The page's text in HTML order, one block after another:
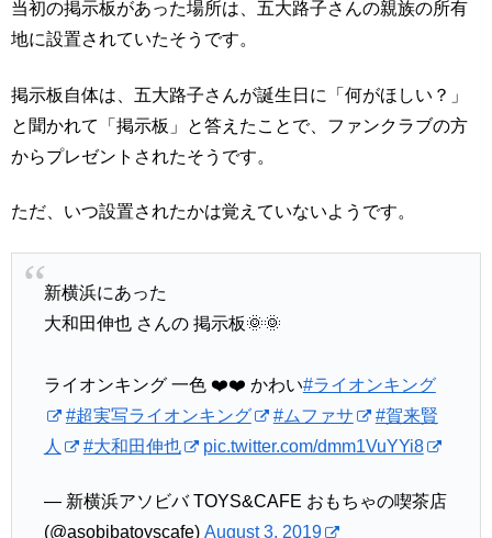
当初の掲示板があった場所は、五大路子さんの親族の所有
地に設置されていたそうです。
掲示板自体は、五大路子さんが誕生日に「何がほしい？」
と聞かれて「掲示板」と答えたことで、ファンクラブの方
からプレゼントされたそうです。
ただ、いつ設置されたかは覚えていないようです。
新横浜にあった
大和田伸也 さんの 掲示板🌞🌞
ライオンキング 一色 ❤️❤️ かわい#ライオンキング
#超実写ライオンキング
#ムファサ
#賀来賢
人
#大和田伸也 pic.twitter.com/dmm1VuYYi8
— 新横浜アソビバ TOYS&CAFE おもちゃの喫茶店
(@asobibatoyscafe) August 3, 2019